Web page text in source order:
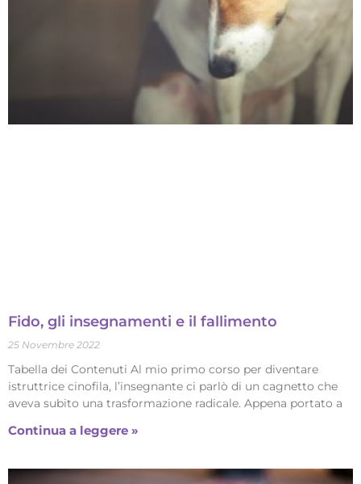
Fido, gli insegnamenti e il fallimento
25 Novembre 2022
Tabella dei Contenuti Al mio primo corso per diventare
istruttrice cinofila, l’insegnante ci parlò di un cagnetto che
aveva subito una trasformazione radicale. Appena portato a
Continua a leggere »